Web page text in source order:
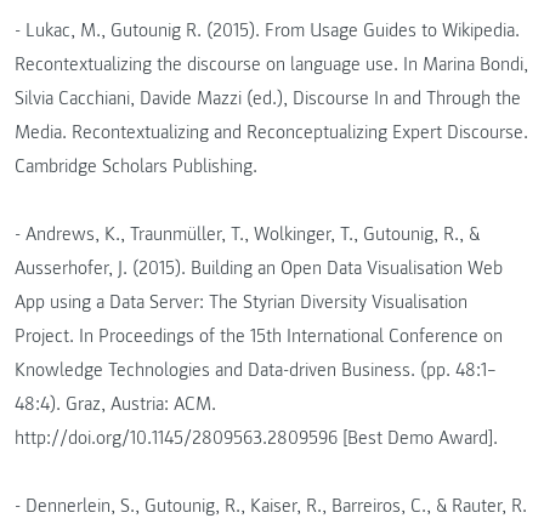
- Lukac, M., Gutounig R. (2015). From Usage Guides to Wikipedia.
Recontextualizing the discourse on language use. In Marina Bondi,
Silvia Cacchiani, Davide Mazzi (ed.), Discourse In and Through the
Media. Recontextualizing and Reconceptualizing Expert Discourse.
Cambridge Scholars Publishing.
- Andrews, K., Traunmüller, T., Wolkinger, T., Gutounig, R., &
Ausserhofer, J. (2015). Building an Open Data Visualisation Web
App using a Data Server: The Styrian Diversity Visualisation
Project. In Proceedings of the 15th International Conference on
Knowledge Technologies and Data-driven Business. (pp. 48:1–
48:4). Graz, Austria: ACM.
http://doi.org/10.1145/2809563.2809596 [Best Demo Award].
- Dennerlein, S., Gutounig, R., Kaiser, R., Barreiros, C., & Rauter, R.